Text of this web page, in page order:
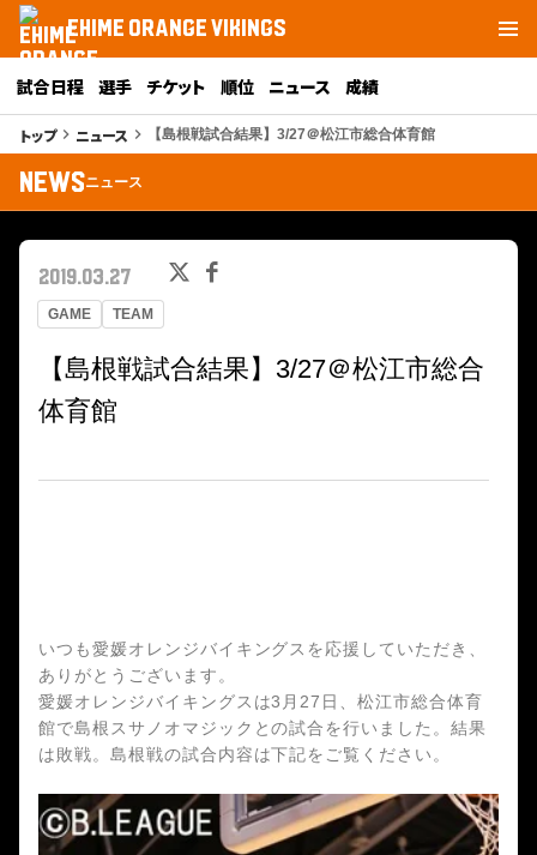
EHIME ORANGE VIKINGS
試合日程 選手 チケット 順位 ニュース 成績
トップkeyboard_arrow_right ニュース keyboard_arrow_right 【島根戦試合結果】3/27＠松江市総合体育館
NEWSニュース
GAME TEAM
2019.03.27
【島根戦試合結果】3/27＠松江市総合
体育館
いつも愛媛オレンジバイキングスを応援していただき、
ありがとうございます。
愛媛オレンジバイキングスは3月27日、松江市総合体育
館で島根スサノオマジックとの試合を行いました。結果
は敗戦。島根戦の試合内容は下記をご覧ください。